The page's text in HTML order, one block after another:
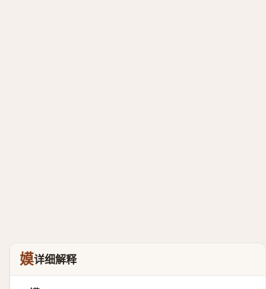
嫫详细解释